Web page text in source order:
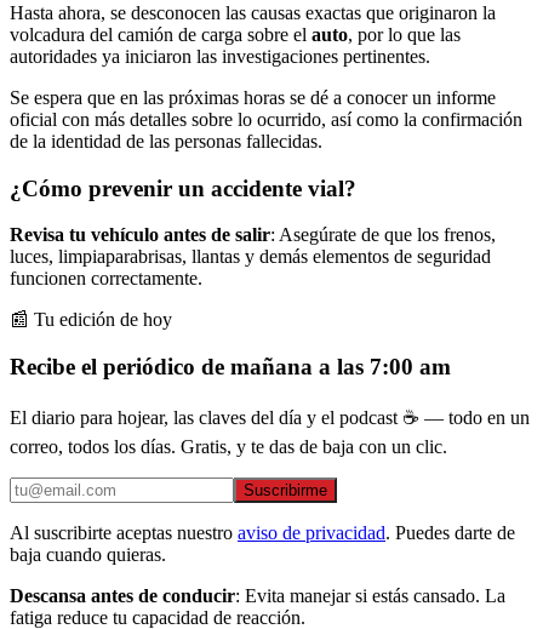
Hasta ahora, se desconocen las causas exactas que originaron la
volcadura del camión de carga sobre el auto, por lo que las
autoridades ya iniciaron las investigaciones pertinentes.
Se espera que en las próximas horas se dé a conocer un informe
oficial con más detalles sobre lo ocurrido, así como la confirmación
de la identidad de las personas fallecidas.
¿Cómo prevenir un accidente vial?
Revisa tu vehículo antes de salir: Asegúrate de que los frenos,
luces, limpiaparabrisas, llantas y demás elementos de seguridad
funcionen correctamente.
📰 Tu edición de hoy
Recibe el periódico de mañana a las 7:00 am
El diario para hojear, las claves del día y el podcast ☕ — todo en un
correo, todos los días. Gratis, y te das de baja con un clic.
Suscribirme
Al suscribirte aceptas nuestro aviso de privacidad. Puedes darte de
baja cuando quieras.
Descansa antes de conducir: Evita manejar si estás cansado. La
fatiga reduce tu capacidad de reacción.